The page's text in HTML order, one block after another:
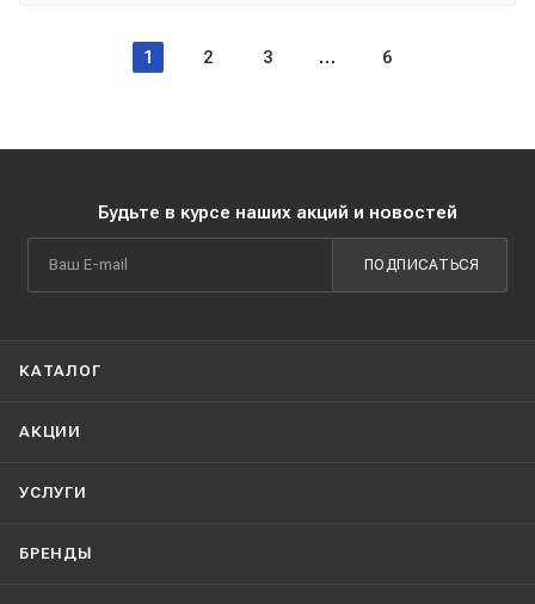
1 2 3 6
Будьте в курсе наших акций и новостей
ПОДПИСАТЬСЯ
КАТАЛОГ
АКЦИИ
УСЛУГИ
БРЕНДЫ